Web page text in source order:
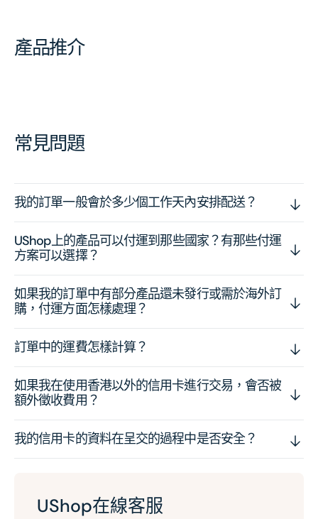
產品推介
常見問題
我的訂單一般會於多少個工作天內安排配送？
UShop上的產品可以付運到那些國家？有那些付運
方案可以選擇？
如果我的訂單中有部分產品還未發行或需於海外訂
購，付運方面怎樣處理？
訂單中的運費怎樣計算？
如果我在使用香港以外的信用卡進行交易，會否被
額外徵收費用？
我的信用卡的資料在呈交的過程中是否安全？
UShop在線客服